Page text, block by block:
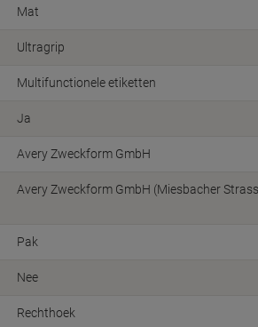
Mat
Ultragrip
Multifunctionele etiketten
Ja
Avery Zweckform GmbH
Avery Zweckform GmbH (Miesbacher
Pak
Nee
Rechthoek